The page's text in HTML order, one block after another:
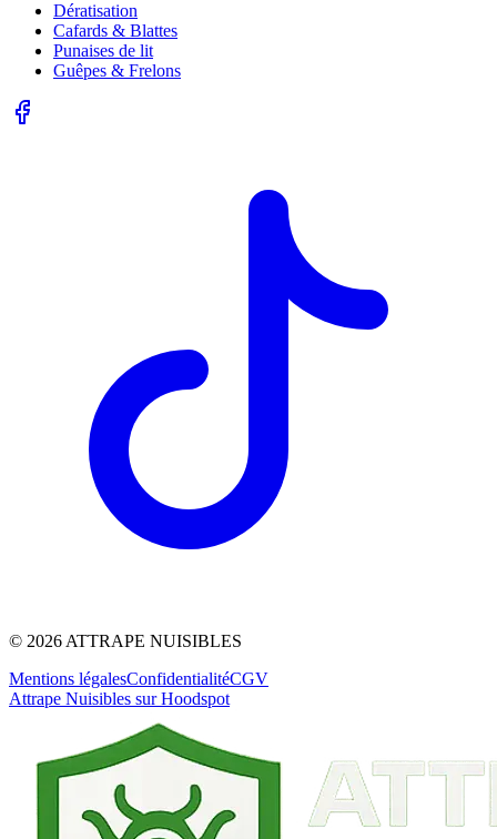
Dératisation
Cafards & Blattes
Punaises de lit
Guêpes & Frelons
© 2026 ATTRAPE NUISIBLES
Mentions légalesConfidentialitéCGV
Attrape Nuisibles sur Hoodspot